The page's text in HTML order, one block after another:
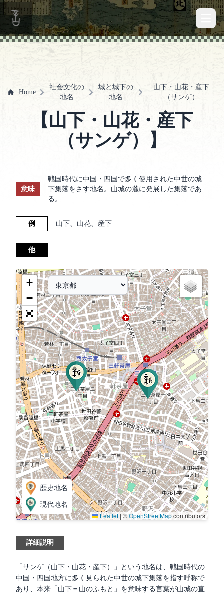
Home
社会文化の
地名
城と城下の
地名
山下・山花・産下
（サンゲ）
【山下・山花・産下
（サンゲ）】
意味
戦国時代に中国・四国で多く使用された中世の城
下集落をさす地名。山城の麓に発展した集落であ
る。
例 山下、山花、産下
他
歴史地名
現代地名
+
−
Leaflet | ©OpenStreetMapcontributors
詳細説明
「サンゲ（山下・山花・産下）」という地名は、戦国時代の
中国・四国地方に多く見られた中世の城下集落を指す呼称で
あり、本来「山下＝山のふもと」を意味する言葉が山城の直